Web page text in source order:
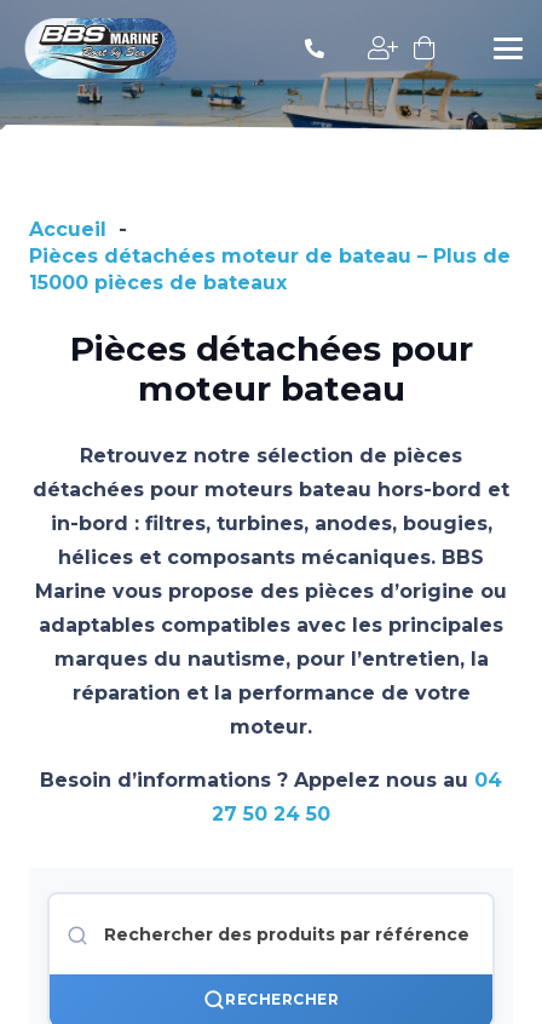
Accueil
-
Pièces détachées moteur de bateau – Plus de
15000 pièces de bateaux
Pièces détachées pour
moteur bateau
Retrouvez notre sélection de pièces
détachées pour moteurs bateau hors-bord et
in-bord : filtres, turbines, anodes, bougies,
hélices et composants mécaniques. BBS
Marine vous propose des pièces d’origine ou
adaptables compatibles avec les principales
marques du nautisme, pour l’entretien, la
réparation et la performance de votre
moteur.
Besoin d’informations ? Appelez nous au 04
27 50 24 50
RECHERCHER